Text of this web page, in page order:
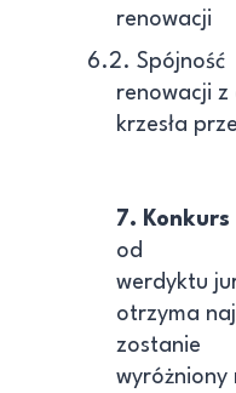
renowacji
6.2. Spójność
renowacji
krzesła
7.
od
werdyktu
otrzyma
zostanie
wyróżniony